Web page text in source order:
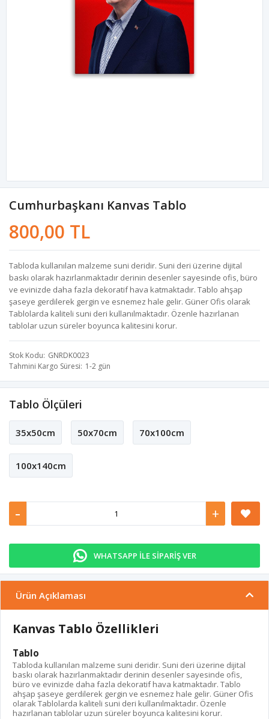
Cumhurbaşkanı Kanvas Tablo
800,00 TL
Tabloda kullanılan malzeme suni deridir. Suni deri üzerine dijital
baskı olarak hazırlanmaktadır derinin desenler sayesinde ofis, büro
ve evinizde daha fazla dekoratif hava katmaktadır. Tablo ahşap
şaseye gerdilerek gergin ve esnemez hale gelir. Güner Ofis olarak
Tablolarda kaliteli suni deri kullanılmaktadır. Özenle hazırlanan
tablolar uzun süreler boyunca kalitesini korur.
Stok Kodu GNRDK0023
Tahmini Kargo Süresi 1-2 gün
Tablo Ölçüleri
35x50cm 50x70cm 70x100cm
100x140cm
- +
WHATSAPP İLE SİPARİŞ VER
Ürün Açıklaması
Kanvas Tablo Özellikleri
Tablo
Tabloda kullanılan malzeme suni deridir. Suni deri üzerine dijital
baskı olarak hazırlanmaktadır derinin desenler sayesinde ofis,
büro ve evinizde daha fazla dekoratif hava katmaktadır. Tablo
ahşap şaseye gerdilerek gergin ve esnemez hale gelir. Güner Ofis
olarak Tablolarda kaliteli suni deri kullanılmaktadır. Özenle
hazırlanan tablolar uzun süreler boyunca kalitesini korur.